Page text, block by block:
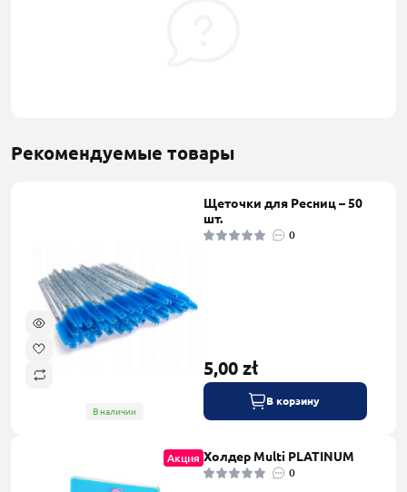
Рекомендуемые товары
В наличии
Щеточки для Ресниц – 50
шт.
0
5,00 zł
В корзину
Акция Холдер Multi PLATINUM
0